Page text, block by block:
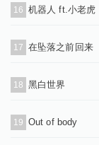
16 机器人 ft.小老虎
17 在坠落之前回来
18 黑白世界
19 Out of body